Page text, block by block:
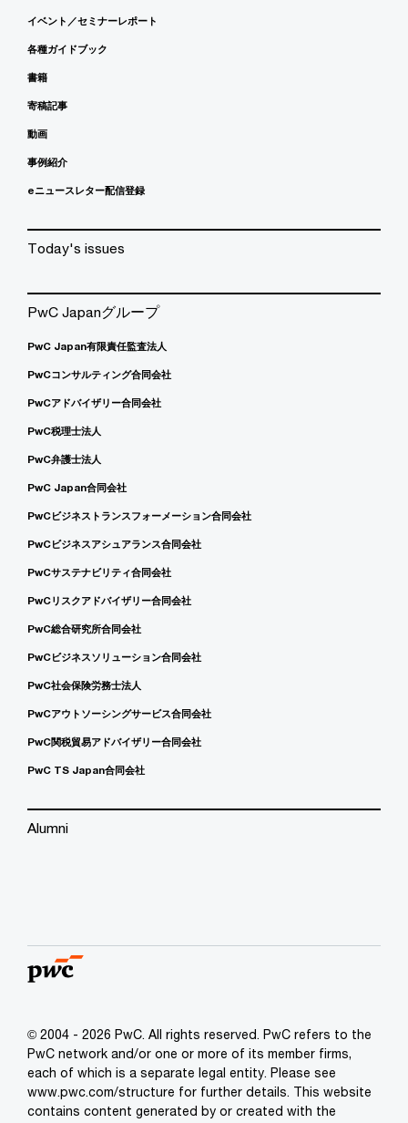
イベント／セミナーレポート
各種ガイドブック
書籍
寄稿記事
動画
事例紹介
eニュースレター配信登録
Today's issues
PwC Japanグループ
PwC Japan有限責任監査法人
PwCコンサルティング合同会社
PwCアドバイザリー合同会社
PwC税理士法人
PwC弁護士法人
PwC Japan合同会社
PwCビジネストランスフォーメーション合同会社
PwCビジネスアシュアランス合同会社
PwCサステナビリティ合同会社
PwCリスクアドバイザリー合同会社
PwC総合研究所合同会社
PwCビジネスソリューション合同会社
PwC社会保険労務士法人
PwCアウトソーシングサービス合同会社
PwC関税貿易アドバイザリー合同会社
PwC TS Japan合同会社
Alumni
© 2004 - 2026 PwC. All rights reserved. PwC refers to the
PwC network and/or one or more of its member firms,
each of which is a separate legal entity. Please see
www.pwc.com/structure for further details. This website
contains content generated by or created with the